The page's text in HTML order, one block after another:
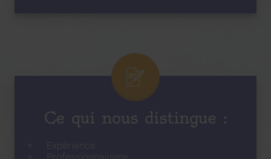
Ce qui nous distingue :